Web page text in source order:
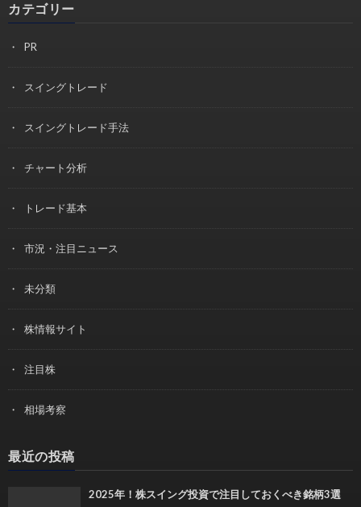
カテゴリー
PR
スイングトレード
スイングトレード手法
チャート分析
トレード基本
市況・注目ニュース
未分類
株情報サイト
注目株
相場考察
最近の投稿
2025年！株スイング投資で注目しておくべき銘柄3選